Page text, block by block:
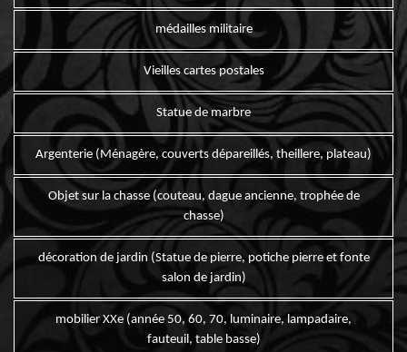
médailles militaire
Vieilles cartes postales
Statue de marbre
Argenterie (Ménagère, couverts dépareillés, theillere, plateau)
Objet sur la chasse (couteau, dague ancienne, trophée de
chasse)
décoration de jardin (Statue de pierre, potiche pierre et fonte
salon de jardin)
mobilier XXe (année 50, 60, 70, luminaire, lampadaire,
fauteuil, table basse)